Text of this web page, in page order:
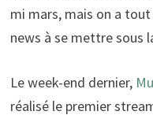
mi mars, mais on a
news à se mettre sous
Le week-end dernier,
réalisé le premier